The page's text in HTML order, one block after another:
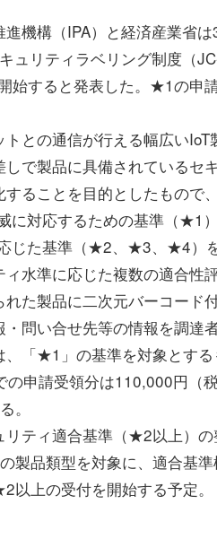
機構（IPA）と経済産業省は
ュリティラベリング制度（
始すると発表した。★1の申
との通信が行える幅広いIoT
で製品に具備されているセ
ることを目的としたもので、
に対応するための基準（★1
じた基準（★2、★3、★4）
水準に応じた複数の適合性
た製品に二次元バーコード
問い合せ先等の情報を調達
「★1」の基準を対象とす
の申請受領分は110,000円
。
ティ適合基準（★2以上）
製品類型を対象に、適合基
上の受付を開始する予定。